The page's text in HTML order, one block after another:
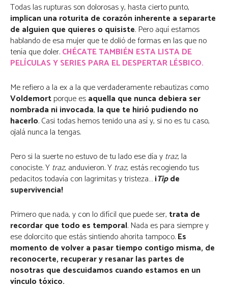
Todas las rupturas son dolorosas y, hasta cierto punto,
implican una roturita de corazón inherente a separarte
de alguien que quieres o quisiste. Pero aquí estamos
hablando de esa mujer que te dolió de formas en las que no
tenía que doler.CHÉCATE TAMBIÉN ESTA LISTA DE
PELÍCULAS Y SERIES PARA EL DESPERTAR LÉSBICO.
Me refiero a la ex a la que verdaderamente rebautizas como
Voldemortporque esaquella que nunca debiera ser
nombrada ni invocada, la que te hirió pudiendo no
hacerlo. Casi todas hemos tenido una así y, si no es tu caso,
ojalá nunca la tengas.
Pero si la suerte no estuvo de tu lado ese día ytraz, la
conociste. Ytraz, anduvieron. Ytraz, estás recogiendo tus
pedacitos todavía con lagrimitas y tristeza…¡Tipde
supervivencia!
Primero que nada, y con lo difícil que puede ser, trata de
recordar que todo es temporal. Nada es para siempre y
ese dolorcito que estás sintiendo ahorita tampoco.Es
momento de volver a pasar tiempo contigo misma, de
reconocerte, recuperar y resanar las partes de
nosotras que descuidamos cuando estamos en un
vínculo tóxico.